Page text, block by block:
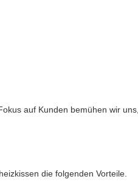
auf Kunden bemühen wir
die folgenden Vorteile.